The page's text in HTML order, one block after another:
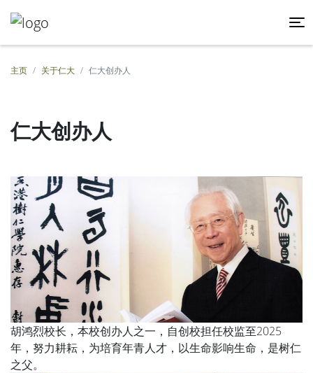
主页 关于仁大 仁大创办人
仁大创办人
胡鸿烈校长，本校创办人之一，自创校担任校监至2025
年，努力耕耘，为培育年青人才，以生命影响生命，是树仁
之父。